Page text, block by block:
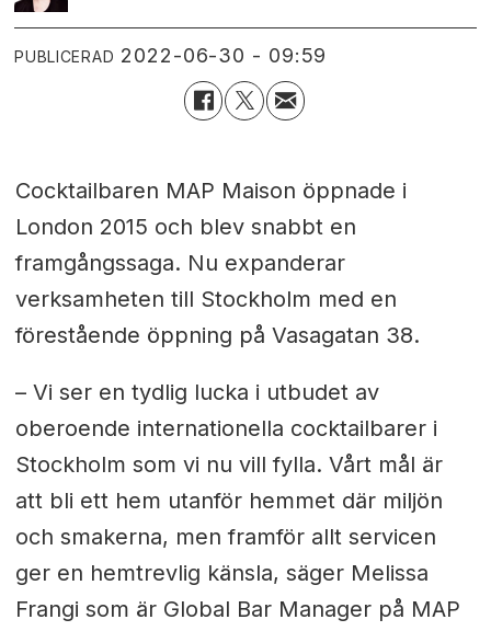
PUBLICERAD 2022-06-30 - 09:59
Cocktailbaren MAP Maison öppnade i
London 2015 och blev snabbt en
framgångssaga. Nu expanderar
verksamheten till Stockholm med en
förestående öppning på Vasagatan 38.
– Vi ser en tydlig lucka i utbudet av
oberoende internationella cocktailbarer i
Stockholm som vi nu vill fylla. Vårt mål är
att bli ett hem utanför hemmet där miljön
och smakerna, men framför allt servicen
ger en hemtrevlig känsla, säger Melissa
Frangi som är Global Bar Manager på MAP